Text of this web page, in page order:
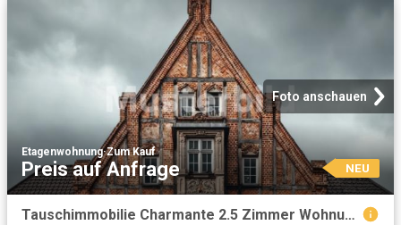
Foto anschauen
Etagenwohnung·Zum Kauf
Preis auf Anfrage NEU
Tauschimmobilie Charmante 2.5 Zimmer Wohnung im Herzen von Zürich